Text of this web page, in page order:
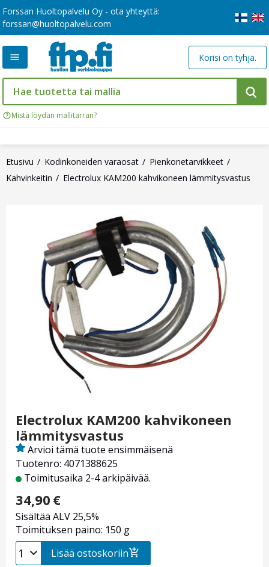
Forssan Huoltopalvelu Oy - ota yhteyttä:
forssan@huoltopalvelu.com
Mistä löydän mallitarran?
Korisi on tyhjä.
Etusivu Kodinkoneiden varaosat
Pienkonetarvikkeet
Kahvinkeitin
Electrolux KAM200 kahvikoneen lämmitysvastus
Electrolux KAM200 kahvikoneen
lämmitysvastus
Tuotenro: 4071388625
Arvioi tämä tuote ensimmäisenä
Toimitusaika 2-4 arkipäivää.
34,90 €
Sisältää ALV 25,5%
Toimituksen paino: 150 g
Lisää ostoskoriin